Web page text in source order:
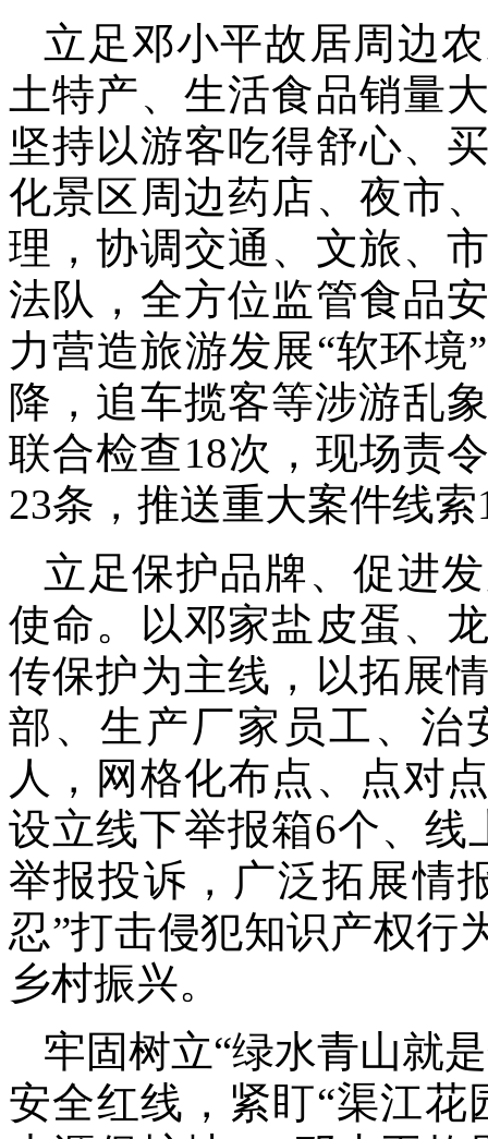
立足邓小平故居周边
土特产、生活食品销量
坚持以游客吃得舒心、
化景区周边药店、夜市
理，协调交通、文旅、
法队，全方位监管食品
力营造旅游发展“软环
降，追车揽客等涉游乱
联合检查18次，现场责
23条，推送重大案件线
立足保护品牌、促进
使命。以邓家盐皮蛋、
传保护为主线，以拓展
部、生产厂家员工、治
人，网格化布点、点对
设立线下举报箱6个、
举报投诉，广泛拓展情
忍”打击侵犯知识产权行
乡村振兴。
牢固树立“绿水青山就
安全红线，紧盯“渠江